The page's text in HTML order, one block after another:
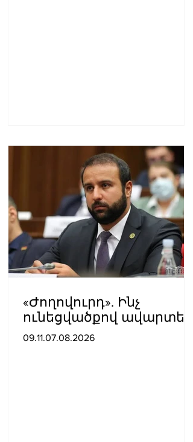
«Ժողովուրդ». Ինչ
ունեցվածքով ավարտեց
պատգամավորական
09.11.07.08.2026